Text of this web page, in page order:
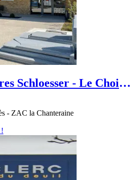
Schloesser - Le Choix
- ZAC la Chanteraine